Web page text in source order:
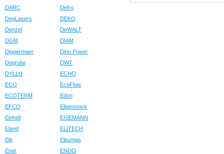
DARC
Defro
DegLasers
DEKO
Denzel
DeWALT
DGM
DIAM
Diggermaer
Dino Power
Dogrular
DWT
DYLLU
ECHO
ECO
EcoFlow
ECOTERM
Edon
EFCO
Eibenstock
Einhell
EISEMANN
Eland
ELITECH
Elp
Elpumps
Enar
ENDO